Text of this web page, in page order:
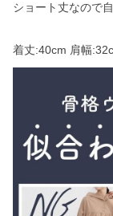
ショート丈なので